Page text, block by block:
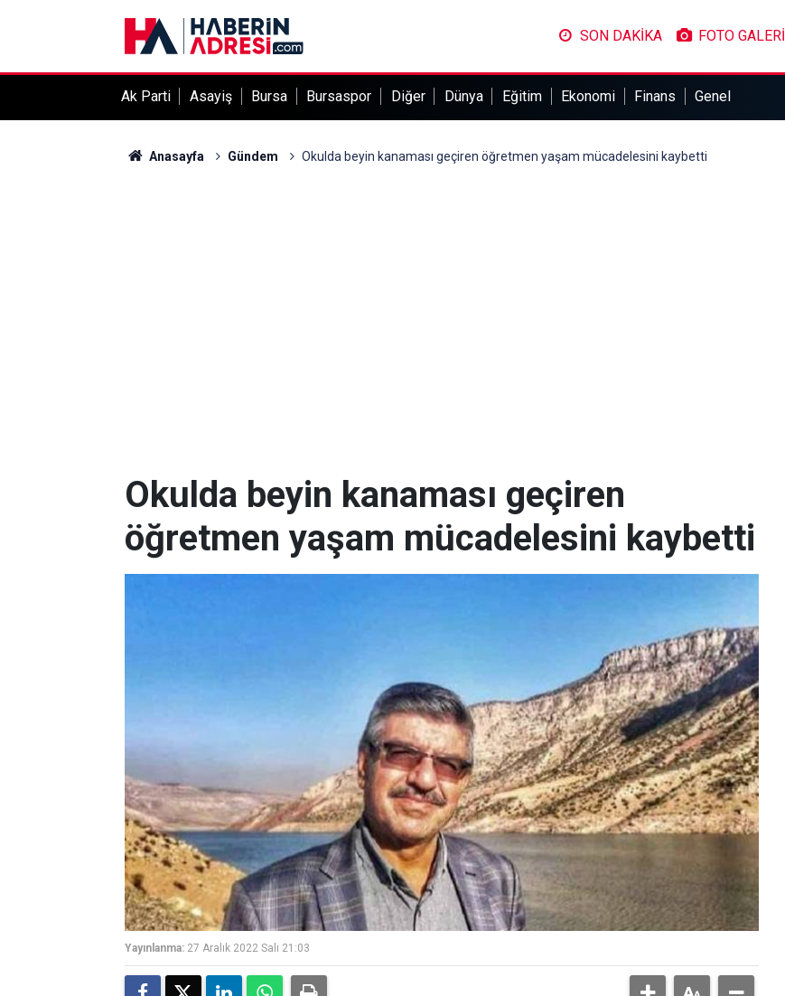
SON DAKİKA FOTO GALERİ
Ak Parti Asayiş Bursa Bursaspor Diğer Dünya Eğitim Ekonomi Finans Genel
Anasayfa Gündem Okulda beyin kanaması geçiren öğretmen yaşam mücadelesini kaybetti
Okulda beyin kanaması geçiren
öğretmen yaşam mücadelesini kaybetti
Yayınlanma: 27 Aralık 2022 Salı 21:03